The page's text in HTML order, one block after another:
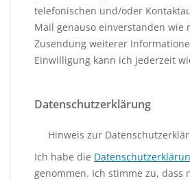
telefonischen und/oder
Mail genauso einverstanden wie
Zusendung weiterer
Einwilligung kann ich jederzeit
Datenschutzerklärung
Hinweis zur
Ich habe die
genommen. Ich stimme zu, dass